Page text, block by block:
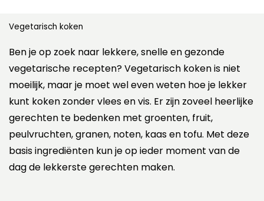
Vegetarisch koken
Ben je op zoek naar lekkere, snelle en gezonde
vegetarische recepten? Vegetarisch koken is niet
moeilijk, maar je moet wel even weten hoe je lekker
kunt koken zonder vlees en vis. Er zijn zoveel heerlijke
gerechten te bedenken met groenten, fruit,
peulvruchten, granen, noten, kaas en tofu. Met deze
basis ingrediënten kun je op ieder moment van de
dag de lekkerste gerechten maken.